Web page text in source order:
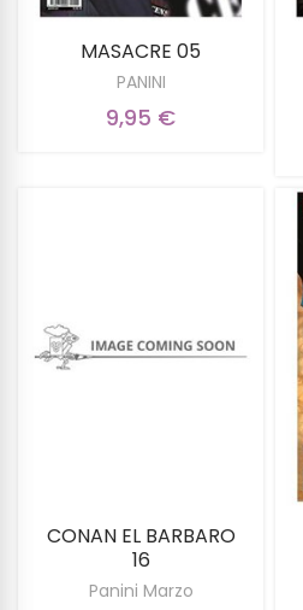
MASACRE 05
PANINI
9,95 €
CONAN EL BARBARO
16
Panini Marzo